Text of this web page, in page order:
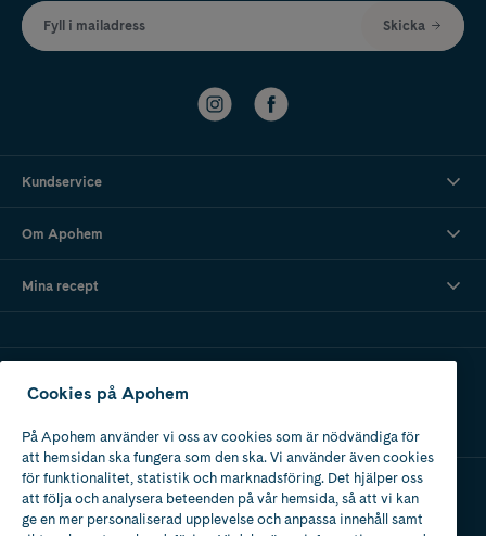
Fyll i mailadress Skicka
Kundservice
Om Apohem
Mina recept
Apotek med tillstånd
av Läkemedelsverket
Cookies på Apohem
På Apohem använder vi oss av cookies som är nödvändiga för
att hemsidan ska fungera som den ska. Vi använder även cookies
för funktionalitet, statistik och marknadsföring. Det hjälper oss
att följa och analysera beteenden på vår hemsida, så att vi kan
ge en mer personaliserad upplevelse och anpassa innehåll samt